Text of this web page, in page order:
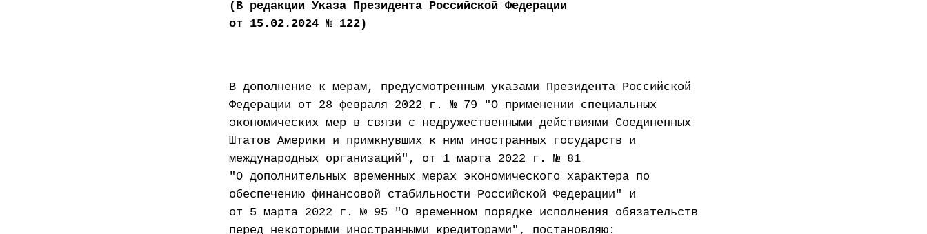
(В редакции Указа Президента Российской Федерации
от 15.02.2024 № 122)
В дополнение к мерам, предусмотренным указами Президента Российской
Федерации от 28 февраля 2022 г. № 79 "О применении специальных
экономических мер в связи с недружественными действиями Соединенных
Штатов Америки и примкнувших к ним иностранных государств и
международных организаций", от 1 марта 2022 г. № 81
"О дополнительных временных мерах экономического характера по
обеспечению финансовой стабильности Российской Федерации" и
от 5 марта 2022 г. № 95 "О временном порядке исполнения обязательств
перед некоторыми иностранными кредиторами", постановляю: